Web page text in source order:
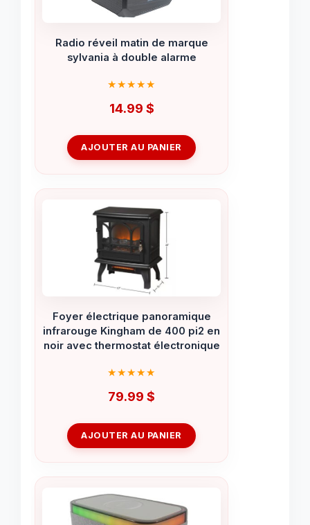
Radio réveil matin de marque
sylvania à double alarme
14.99 $
AJOUTER AU PANIER
Foyer électrique panoramique
infrarouge Kingham de 400 pi2 en
noir avec thermostat électronique
79.99 $
AJOUTER AU PANIER